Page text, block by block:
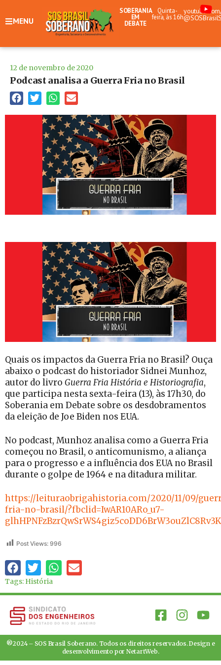
MENU
SOBERANIA
EM
DEBATE
Quinta-
feira, às 16h
12 de novembro de 2020
Podcast analisa a Guerra Fria no Brasil
Quais os impactos da Guerra Fria no Brasil? Ouça
abaixo o podcast do historiador Sidnei Munhoz,
autor do livro Guerra Fria História e Historiografia,
que participa nesta sexta-feira (13), às 17h30, do
Soberania em Debate sobre os desdobramentos
da eleição de Joe Biden nos EUA.
No podcast, Munhoz analisa como a Guerra Fria
começou no Brasil, o anticomunismo, a aliança
para o progresso e a influência dos EUA no Brasil
durante o golpe de 1964 e na ditadura militar.
https://leituraobrigahistoria.com/2020/11/09/
fria-no-brasil/?fbclid=IwAR10ARo_u7-
Post Views: 996
Tags: História
®2024 – SOS Brasil Soberano. Todos os direitos reservados. Design e
desenvolvimento por NetartWeb.